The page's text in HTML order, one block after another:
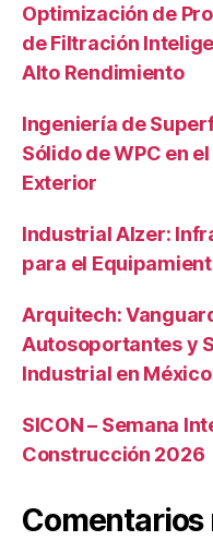
Optimización de
de Filtración
Alto Rendimiento
Ingeniería de
Sólido de WPC en
Exterior
Industrial Alzer:
para el
Arquitech:
Autosoportantes y
Industrial en México
SICON – Semana
Construcción 2026